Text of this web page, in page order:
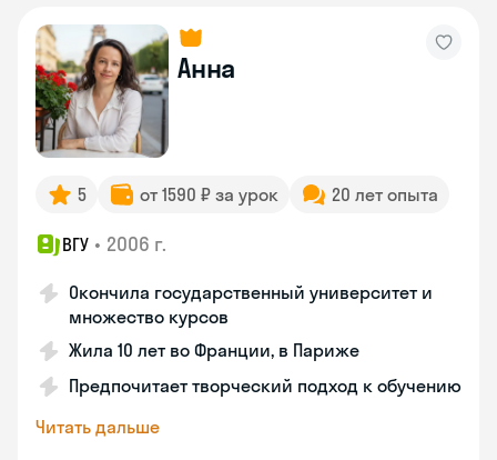
Анна
5 от 1590 ₽ за урок 20 лет опыта
ВГУ • 2006 г.
Окончила государственный университет и
множество курсов
Жила 10 лет во Франции, в Париже
Предпочитает творческий подход к обучению
Читать дальше